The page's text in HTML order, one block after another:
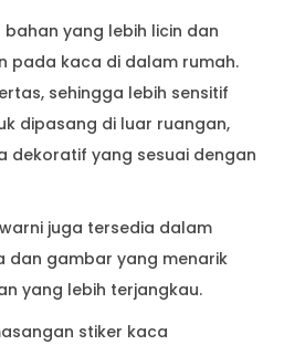
bahan yang lebih licin dan
pada kaca di dalam rumah.
sehingga lebih sensitif
dipasang di luar ruangan,
dekoratif yang sesuai dengan
juga tersedia dalam
dan gambar yang menarik
yang lebih terjangkau.
stiker kaca